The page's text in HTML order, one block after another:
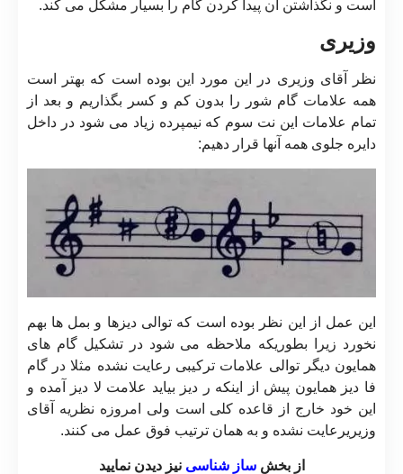
است و نگذاشتن آن پیدا کردن گام را بسیار مشکل می کند.
وزیری
نظر آقای وزیری در این مورد این بوده است که بهتر است
همه علامات گام شور را بدون کم و کسر بگذاریم و بعد از
تمام علامات این نت سوم که نیمپرده زیاد می شود در داخل
دایره جلوی همه آنها قرار دهیم:
این عمل از این نظر بوده است که توالی دیزها و بمل ها بهم
نخورد زیرا بطوریکه ملاحظه می شود در تشکیل گام های
همایون دیگر توالی علامات ترکیبی رعایت نشده مثلا در گام
فا دیز همایون پیش از اینکه ر دیز بیاید علامت لا دیز آمده و
این خود خارج از قاعده کلی است ولی امروزه نظریه آقای
وزیریرعایت نشده و به همان ترتیب فوق عمل می کنند.
از بخشساز شناسی نیز دیدن نمایید